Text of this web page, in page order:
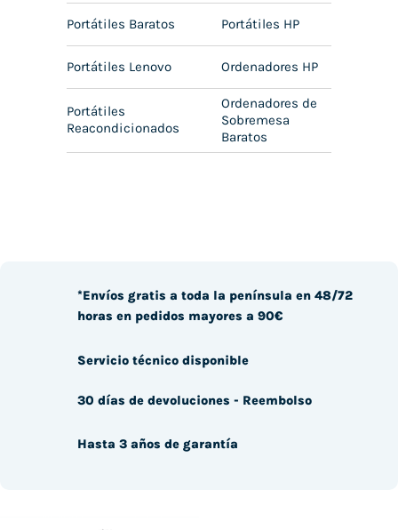
Portátiles Baratos Portátiles HP
Portátiles Lenovo Ordenadores HP
Portátiles
Reacondicionados
Ordenadores de
Sobremesa
Baratos
*Envíos gratis a toda la península en 48/72
horas en pedidos mayores a 90€
Servicio técnico disponible
30 días de devoluciones - Reembolso
Hasta 3 años de garantía